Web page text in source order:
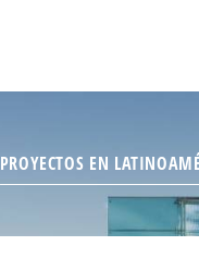
PROYECTOS EN